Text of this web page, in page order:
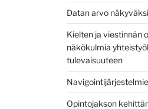
Datan arvo
Kielten ja viestinnän
näkökulmia
tulevaisuuteen
Opintojakson